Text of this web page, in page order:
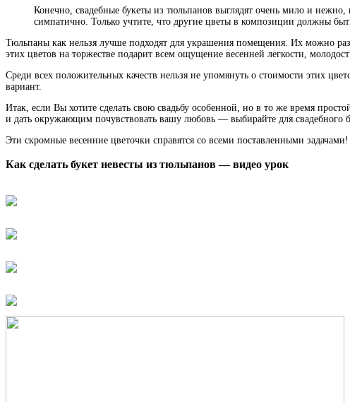
Конечно, свадебные букеты из тюльпанов выглядят очень мило и
симпатично. Только учтите, что другие цветы в композиции должны
Тюльпаны как нельзя лучше подходят для украшения помещения. Их можно
этих цветов на торжестве подарит всем ощущение весенней легкости,
Среди всех положительных качеств нельзя не упомянуть о стоимости этих
вариант.
Итак, если Вы хотите сделать свою свадьбу особенной, но в то же время
и дать окружающим почувствовать вашу любовь — выбирайте для свадебного
Эти скромные весенние цветочки справятся со всеми поставленными задачами!
Как сделать букет невесты из тюльпанов — видео урок